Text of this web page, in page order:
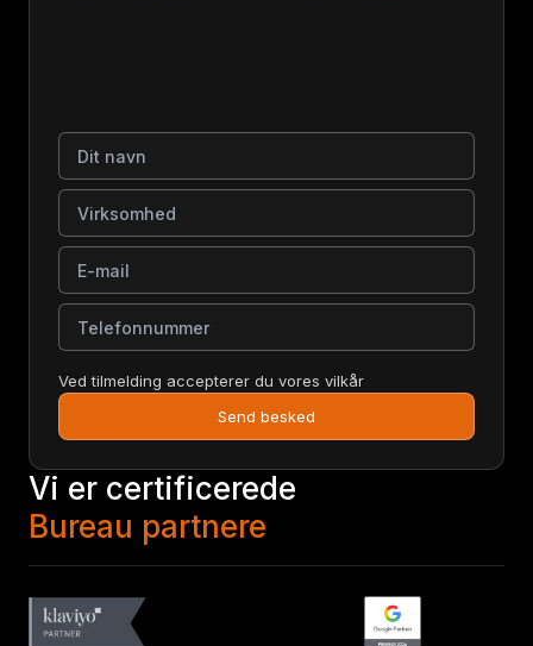
Dit navn
Virksomhed
E-mail
Telefonnummer
Ved tilmelding accepterer du vores vilkår
Send besked
Vi er certificerede
Bureau partnere